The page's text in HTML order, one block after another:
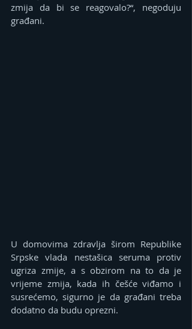
zmija da bi se reagovalo?“, negoduju
građani.
U domovima zdravlja širom Republike
Srpske vlada nestašica seruma protiv
ugriza zmije, a s obzirom na to da je
vrijeme zmija, kada ih češće viđamo i
susrećemo, sigurno je da građani treba
dodatno da budu oprezni.